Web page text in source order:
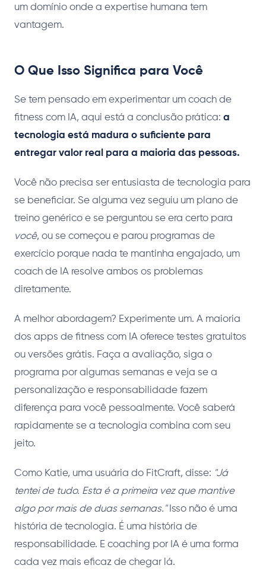
um domínio onde a expertise humana tem
vantagem.
O Que Isso Significa para Você
Se tem pensado em experimentar um coach de
fitness com IA, aqui está a conclusão prática: a
tecnologia está madura o suficiente para
entregar valor real para a maioria das pessoas.
Você não precisa ser entusiasta de tecnologia para
se beneficiar. Se alguma vez seguiu um plano de
treino genérico e se perguntou se era certo para
você, ou se começou e parou programas de
exercício porque nada te mantinha engajado, um
coach de IA resolve ambos os problemas
diretamente.
A melhor abordagem? Experimente um. A maioria
dos apps de fitness com IA oferece testes gratuitos
ou versões grátis. Faça a avaliação, siga o
programa por algumas semanas e veja se a
personalização e responsabilidade fazem
diferença para você pessoalmente. Você saberá
rapidamente se a tecnologia combina com seu
jeito.
Como Katie, uma usuária do FitCraft, disse: "Já
tentei de tudo. Esta é a primeira vez que mantive
algo por mais de duas semanas."Isso não é uma
história de tecnologia. É uma história de
responsabilidade. E coaching por IA é uma forma
cada vez mais eficaz de chegar lá.